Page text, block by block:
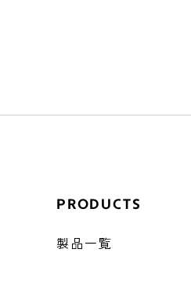
PRODUCTS
製品一覧